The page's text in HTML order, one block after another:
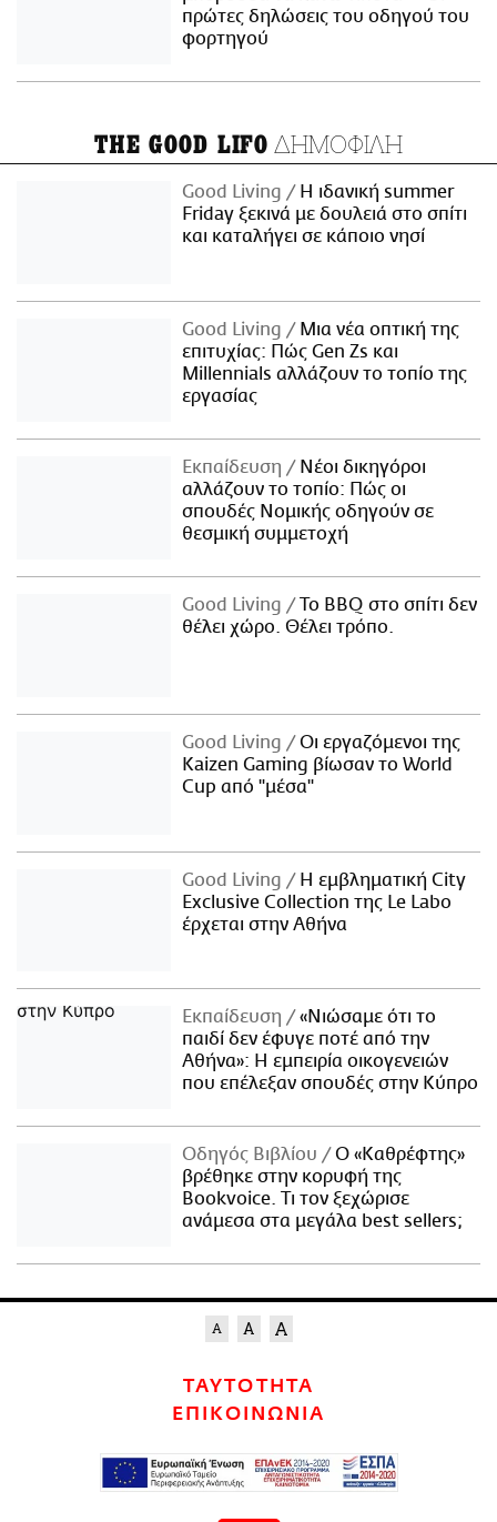
πρώτες δηλώσεις του οδηγού του
φορτηγού
THE GOOD LIFO ΔΗΜΟΦΙΛΗ
Good Living
Η ιδανική summer
Friday ξεκινά με δουλειά στο σπίτι
και καταλήγει σε κάποιο νησί
Good Living
Μια νέα οπτική της
επιτυχίας: Πώς Gen Zs και
Millennials αλλάζουν το τοπίο της
εργασίας
Εκπαίδευση
Νέοι δικηγόροι
αλλάζουν το τοπίο: Πώς οι
σπουδές Νομικής οδηγούν σε
θεσμική συμμετοχή
Good Living
Το BBQ στο σπίτι δεν
θέλει χώρο. Θέλει τρόπο.
Good Living
Οι εργαζόμενοι της
Kaizen Gaming βίωσαν το World
Cup από "μέσα"
Good Living
Η εμβληματική City
Exclusive Collection της Le Labo
έρχεται στην Αθήνα
Εκπαίδευση
«Νιώσαμε ότι το
παιδί δεν έφυγε ποτέ από την
Αθήνα»: Η εμπειρία οικογενειών
που επέλεξαν σπουδές στην Κύπρο
Οδηγός Βιβλίου
Ο «Καθρέφτης»
βρέθηκε στην κορυφή της
Bookvoice. Τι τον ξεχώρισε
ανάμεσα στα μεγάλα best sellers;
ΤΑΥΤΟΤΗΤΑ
ΕΠΙΚΟΙΝΩΝΙΑ